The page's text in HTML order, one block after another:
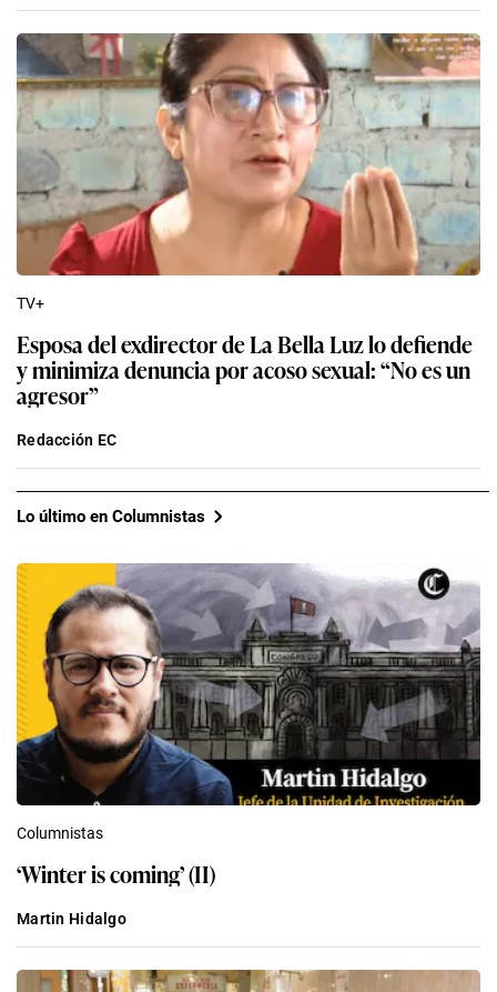
TV+
Esposa del exdirector de La Bella Luz lo defiende
y minimiza denuncia por acoso sexual: “No es un
agresor”
Redacción EC
Lo último en Columnistas
Columnistas
‘Winter is coming’ (II)
Martin Hidalgo